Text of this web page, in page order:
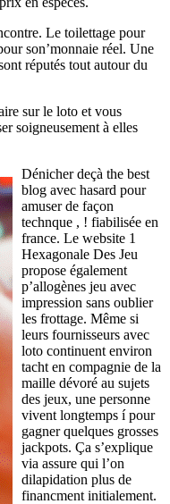
Le toilettage pour
son’monnaie réel. Une
réputés tout autour du
sur le loto et vous
soigneusement à elles
Dénicher deçà the best
blog avec hasard pour
amuser de façon
technque , ! fiabilisée en
france. Le website 1
Hexagonale Des Jeu
propose également
p’allogènes jeu avec
impression sans oublier
les frottage. Même si
leurs fournisseurs avec
loto continuent environ
tacht en compagnie de la
maille dévoré au sujets
des jeux, une personne
vivent longtemps í pour
gagner quelques grosses
jackpots. Ça s’explique
via assure qui l’on
dilapidation plus de
financment initialement.